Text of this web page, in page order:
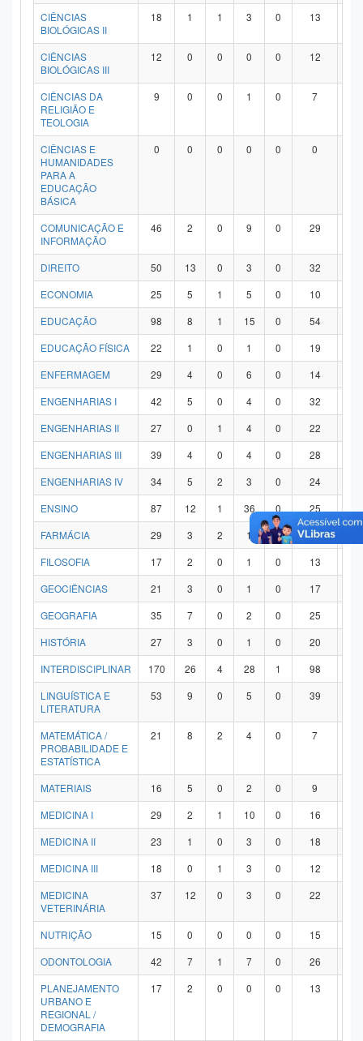
CIÊNCIAS
BIOLÓGICAS II
18 1 1 3 0 13
CIÊNCIAS
BIOLÓGICAS III
12 0 0 0 0 12
CIÊNCIAS DA
RELIGIÃO E
TEOLOGIA
9 0 0 1 0 7
CIÊNCIAS E
HUMANIDADES
PARA A
EDUCAÇÃO
BÁSICA
0 0 0 0 0 0
COMUNICAÇÃO E
INFORMAÇÃO
46 2 0 9 0 29
DIREITO 50 13 0 3 0 32
ECONOMIA
25 5 1 5 0 10
EDUCAÇÃO
98 8 1 15 0 54
EDUCAÇÃO FÍSICA
22 1 0 1 0 19
ENFERMAGEM
29 4 0 6 0 14
ENGENHARIAS I
42 5 0 4 0 32
ENGENHARIAS II
27 0 1 4 0 22
ENGENHARIAS III
39 4 0 4 0 28
ENGENHARIAS IV
34 5 2 3 0 24
ENSINO
87 12 1 36 0 25
FARMÁCIA
29 3 2 1 0 21
FILOSOFIA
17 2 0 1 0 13
GEOCIÊNCIAS
21 3 0 1 0 17
GEOGRAFIA
35 7 0 2 0 25
HISTÓRIA
27 3 0 1 0 20
INTERDISCIPLINAR
170 26 4 28 1 98
LINGUÍSTICA E
LITERATURA
53 9 0 5 0 39
MATEMÁTICA /
PROBABILIDADE E
ESTATÍSTICA
21 8 2 4 0 7
MATERIAIS 16 5 0 2 0 9
MEDICINA I
29 2 1 10 0 16
MEDICINA II
23 1 0 3 0 18
MEDICINA III
18 0 1 3 0 12
MEDICINA
VETERINÁRIA
37 12 0 3 0 22
NUTRIÇÃO 15 0 0 0 0 15
ODONTOLOGIA
42 7 1 7 0 26
PLANEJAMENTO
URBANO E
REGIONAL /
DEMOGRAFIA
17 2 0 0 0 13